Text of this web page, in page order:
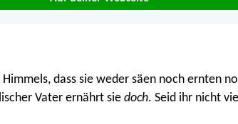
dass sie weder säen noch ernten
Vater ernährt sie doch. Seid ihr nicht